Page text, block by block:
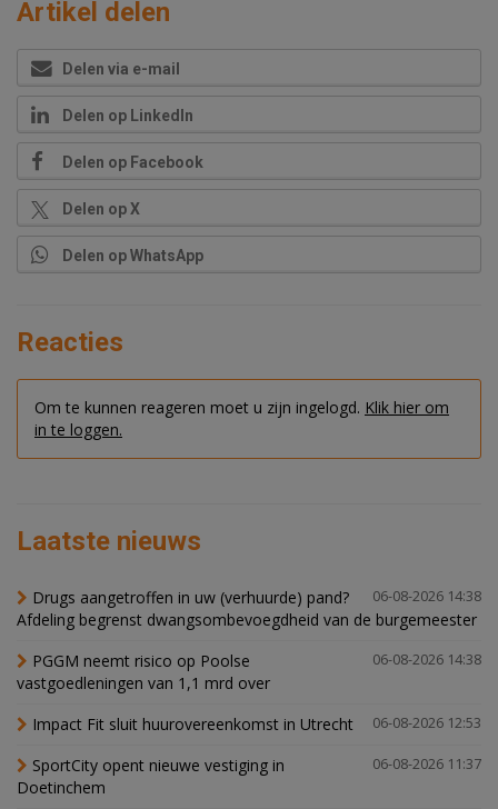
Artikel delen
Delen via e-mail
Delen op LinkedIn
Delen op Facebook
Delen op X
Delen op WhatsApp
Reacties
Om te kunnen reageren moet u zijn ingelogd. Klik hier om
in te loggen.
Laatste nieuws
06-08-2026 14:38
Drugs aangetroffen in uw (verhuurde) pand?
Afdeling begrenst dwangsombevoegdheid van de burgemeester
06-08-2026 14:38
PGGM neemt risico op Poolse
vastgoedleningen van 1,1 mrd over
06-08-2026 12:53
Impact Fit sluit huurovereenkomst in Utrecht
06-08-2026 11:37
SportCity opent nieuwe vestiging in
Doetinchem